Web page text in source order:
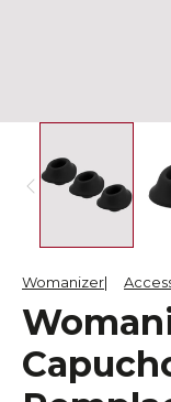
Womanizer